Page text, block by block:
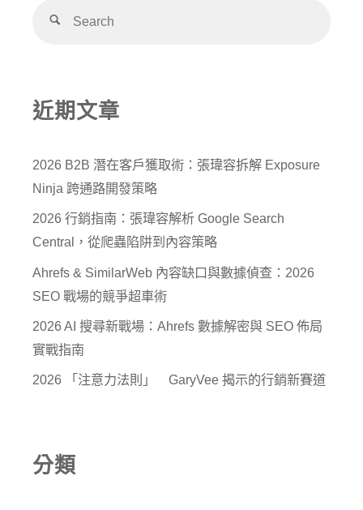
近期文章
2026 B2B 潛在客戶獲取術：張瑋容拆解 Exposure
Ninja 跨通路開發策略
2026 行銷指南：張瑋容解析 Google Search
Central，從爬蟲陷阱到內容策略
Ahrefs & SimilarWeb 內容缺口與數據偵查：2026
SEO 戰場的競爭超車術
2026 AI 搜尋新戰場：Ahrefs 數據解密與 SEO 佈局
實戰指南
2026 「注意力法則」 GaryVee 揭示的行銷新賽道
分類